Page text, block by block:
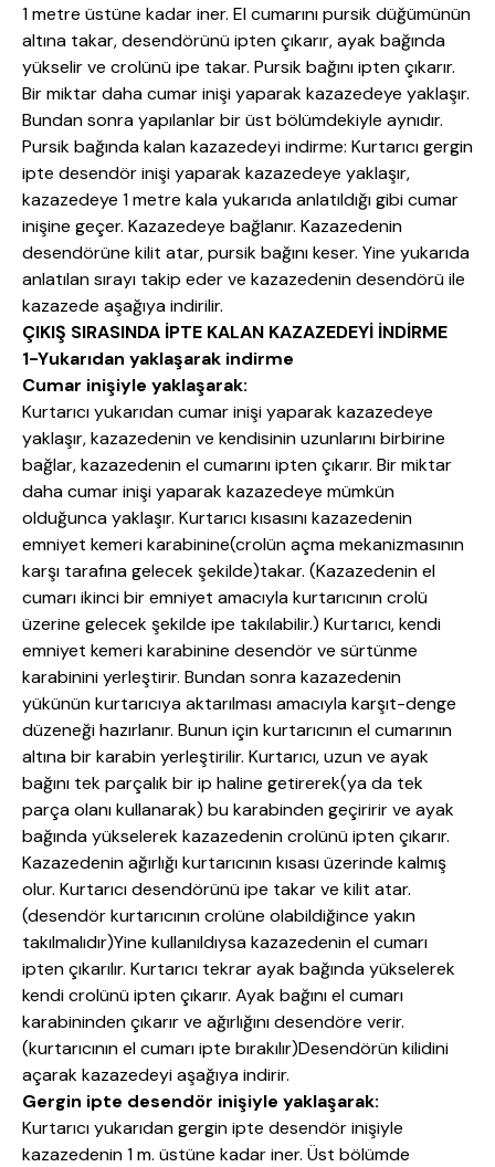
1 metre üstüne kadar iner. El cumarını pursik düğümünün
altına takar, desendörünü ipten çıkarır, ayak bağında
yükselir ve crolünü ipe takar. Pursik bağını ipten çıkarır.
Bir miktar daha cumar inişi yaparak kazazedeye yaklaşır.
Bundan sonra yapılanlar bir üst bölümdekiyle aynıdır.
Pursik bağında kalan kazazedeyi indirme: Kurtarıcı gergin
ipte desendör inişi yaparak kazazedeye yaklaşır,
kazazedeye 1 metre kala yukarıda anlatıldığı gibi cumar
inişine geçer. Kazazedeye bağlanır. Kazazedenin
desendörüne kilit atar, pursik bağını keser. Yine yukarıda
anlatılan sırayı takip eder ve kazazedenin desendörü ile
kazazede aşağıya indirilir.
ÇIKIŞ SIRASINDA İPTE KALAN KAZAZEDEYİ İNDİRME
1-Yukarıdan yaklaşarak indirme
Cumar inişiyle yaklaşarak:
Kurtarıcı yukarıdan cumar inişi yaparak kazazedeye
yaklaşır, kazazedenin ve kendisinin uzunlarını birbirine
bağlar, kazazedenin el cumarını ipten çıkarır. Bir miktar
daha cumar inişi yaparak kazazedeye mümkün
olduğunca yaklaşır. Kurtarıcı kısasını kazazedenin
emniyet kemeri karabinine(crolün açma mekanizmasının
karşı tarafına gelecek şekilde)takar. (Kazazedenin el
cumarı ikinci bir emniyet amacıyla kurtarıcının crolü
üzerine gelecek şekilde ipe takılabilir.) Kurtarıcı, kendi
emniyet kemeri karabinine desendör ve sürtünme
karabinini yerleştirir. Bundan sonra kazazedenin
yükünün kurtarıcıya aktarılması amacıyla karşıt-denge
düzeneği hazırlanır. Bunun için kurtarıcının el cumarının
altına bir karabin yerleştirilir. Kurtarıcı, uzun ve ayak
bağını tek parçalık bir ip haline getirerek(ya da tek
parça olanı kullanarak) bu karabinden geçiririr ve ayak
bağında yükselerek kazazedenin crolünü ipten çıkarır.
Kazazedenin ağırlığı kurtarıcının kısası üzerinde kalmış
olur. Kurtarıcı desendörünü ipe takar ve kilit atar.
(desendör kurtarıcının crolüne olabildiğince yakın
takılmalıdır)Yine kullanıldıysa kazazedenin el cumarı
ipten çıkarılır. Kurtarıcı tekrar ayak bağında yükselerek
kendi crolünü ipten çıkarır. Ayak bağını el cumarı
karabininden çıkarır ve ağırlığını desendöre verir.
(kurtarıcının el cumarı ipte bırakılır)Desendörün kilidini
açarak kazazedeyi aşağıya indirir.
Gergin ipte desendör inişiyle yaklaşarak:
Kurtarıcı yukarıdan gergin ipte desendör inişiyle
kazazedenin 1 m. üstüne kadar iner. Üst bölümde